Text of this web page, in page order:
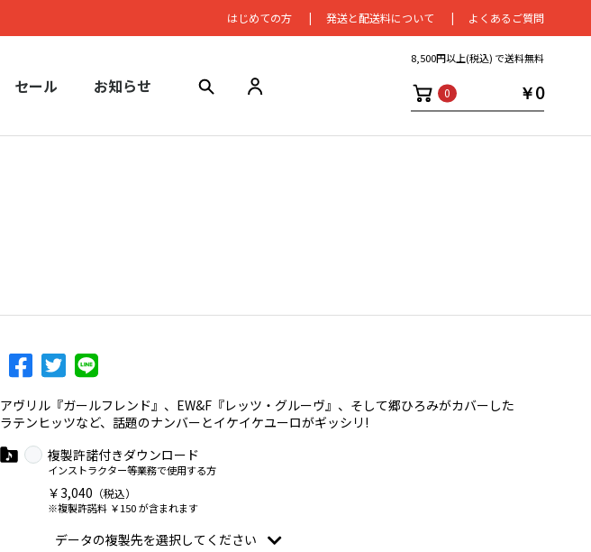
はじめての⽅ 発送と配送料について よくあるご質問
セール お知らせ
8,500円以上(税込) で送料無料
0 ￥0
アヴリル『ガールフレンド』、EW&F『レッツ・グルーヴ』、そして郷ひろみがカバーした
ラテンヒッツなど、話題のナンバーとイケイケユーロがギッシリ!
複製許諾付きダウンロード
インストラクター等業務で使用する方
￥3,040 （税込）
※複製許諾料 ￥150 が含まれます